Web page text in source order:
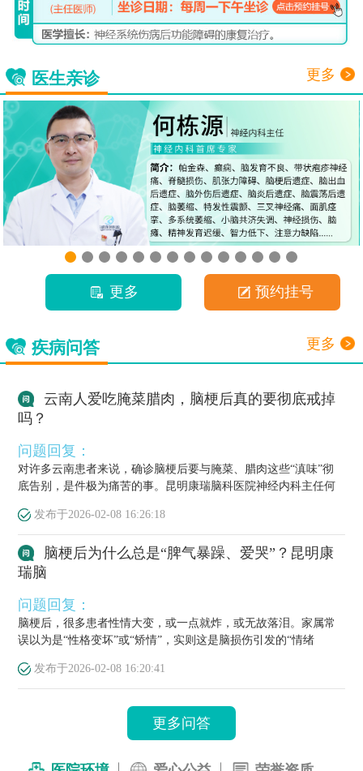
医生亲诊 更多
更多 预约挂号
疾病问答 更多
云南人爱吃腌菜腊肉，脑梗后真的要彻底戒掉
吗？
问题回复：
对许多云南患者来说，确诊脑梗后要与腌菜、腊肉这些“滇味”彻
底告别，是件极为痛苦的事。昆明康瑞脑科医院神经内科主任何
发布于2026-02-08 16:26:18
脑梗后为什么总是“脾气暴躁、爱哭”？昆明康
瑞脑
问题回复：
脑梗后，很多患者性情大变，或一点就炸，或无故落泪。家属常
误以为是“性格变坏”或“矫情”，实则这是脑损伤引发的“情绪
发布于2026-02-08 16:20:41
更多问答